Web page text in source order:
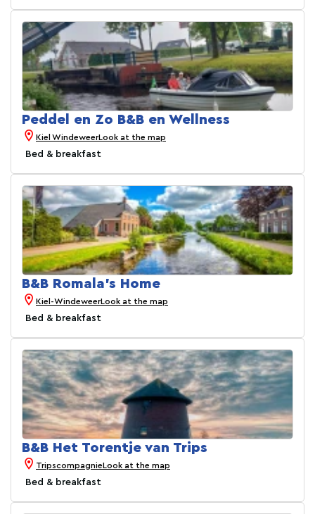
Peddel en Zo B&B en Wellness
Kiel WindeweerLook at the map
Bed & breakfast
B&B Romala's Home
Kiel-WindeweerLook at the map
Bed & breakfast
B&B Het Torentje van Trips
TripscompagnieLook at the map
Bed & breakfast